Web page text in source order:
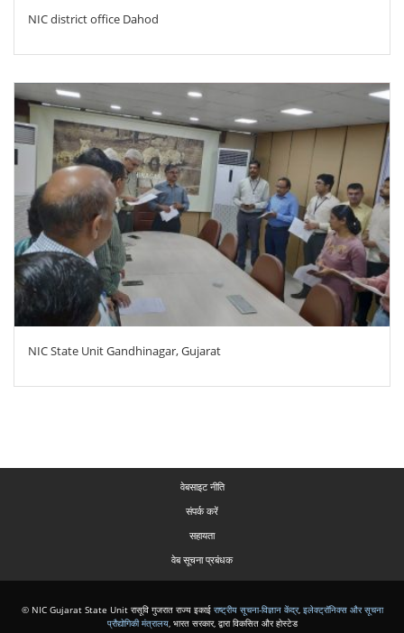
NIC district office Dahod
NIC State Unit Gandhinagar, Gujarat
वेबसाइट नीति
संपर्क करें
सहायता
वेब सूचना प्रबंधक
© NIC Gujarat State Unit रासूवि गुजरात राज्य इकाई राष्ट्रीय सूचना-विज्ञान केंद्र, इलेक्ट्रॉनिक्स और सूचना
प्रौद्योगिकी मंत्रालय,भारत सरकार, द्वारा विकसित और होस्टेड